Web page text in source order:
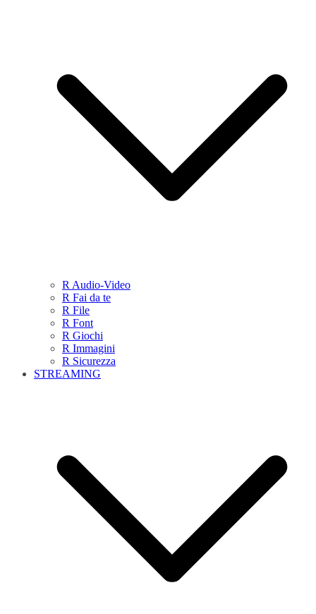
R Audio-Video
R Fai da te
R File
R Font
R Giochi
R Immagini
R Sicurezza
STREAMING